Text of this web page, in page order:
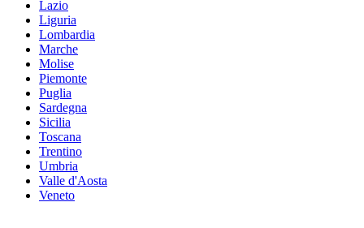
Lazio
Liguria
Lombardia
Marche
Molise
Piemonte
Puglia
Sardegna
Sicilia
Toscana
Trentino
Umbria
Valle d'Aosta
Veneto